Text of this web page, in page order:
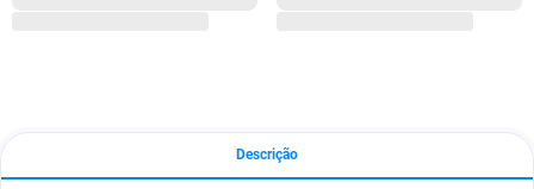
Descrição